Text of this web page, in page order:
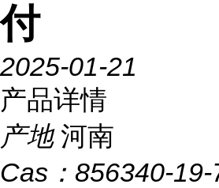
付
2025-01-21
产品详情
产地 河南
Cas： 856340-19-